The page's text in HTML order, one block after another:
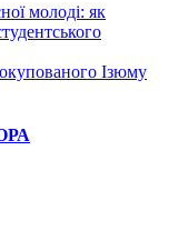
молоді: як
Ізюму